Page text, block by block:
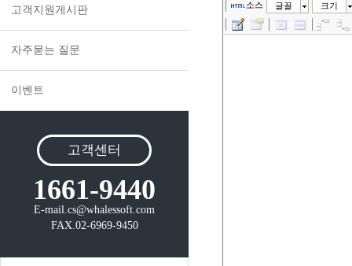
고객지원게시판
자주묻는 질문
이벤트
고객센터
1661-9440
E-mail.cs@whalessoft.com
FAX.02-6969-9450
소스 글꼴 크기